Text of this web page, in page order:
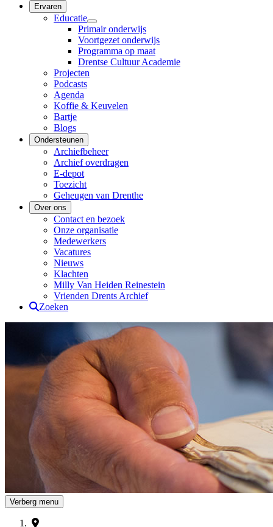
Ervaren
Educatie
Primair onderwijs
Voortgezet onderwijs
Programma op maat
Drentse Cultuur Academie
Projecten
Podcasts
Agenda
Koffie & Keuvelen
Bartje
Blogs
Ondersteunen
Archiefbeheer
Archief overdragen
E-depot
Toezicht
Geheugen van Drenthe
Over ons
Contact en bezoek
Onze organisatie
Medewerkers
Vacatures
Nieuws
Klachten
Milly Van Heiden Reinestein
Vrienden Drents Archief
Zoeken
Drents Archief
Verberg menu